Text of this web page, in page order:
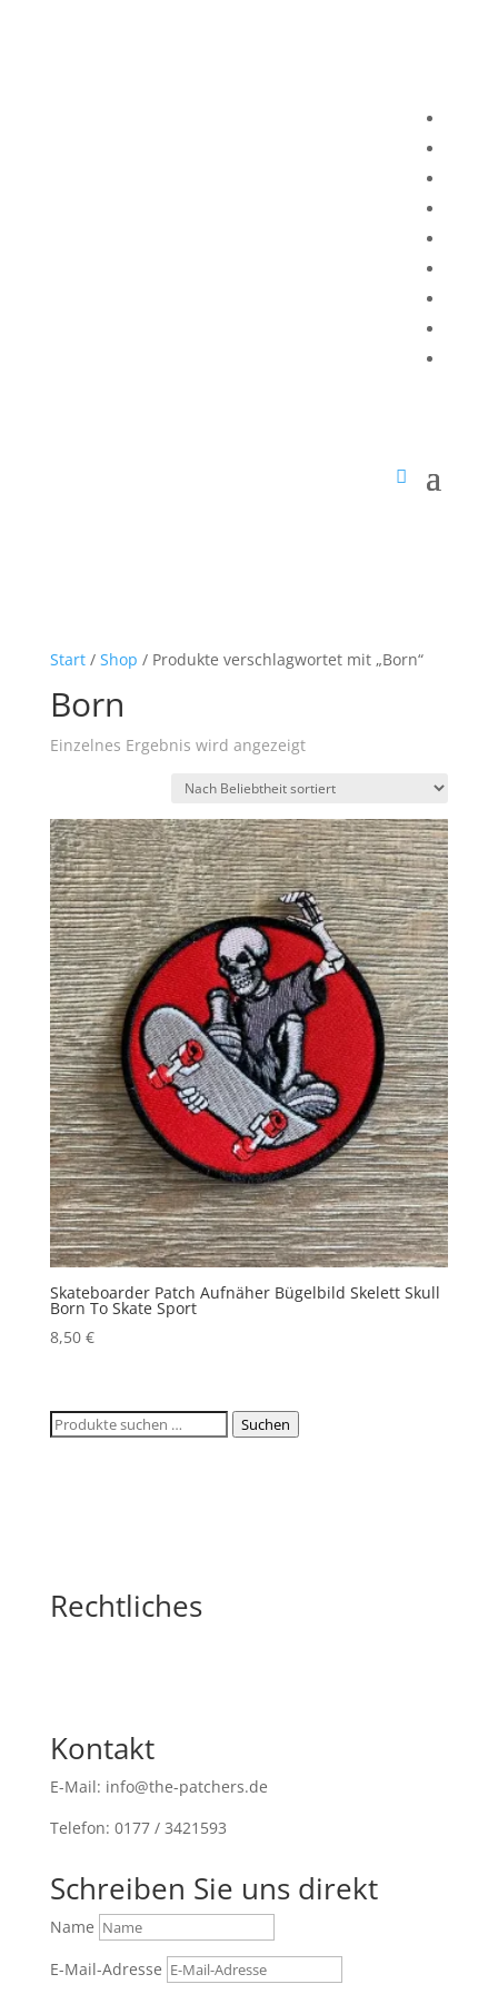
Start/ Shop / Produkte verschlagwortet mit „Born“
Born
Einzelnes Ergebnis wird angezeigt
Skateboarder Patch Aufnäher Bügelbild Skelett Skull
Born To Skate Sport
8,50 €
Suchen
Suchen
Rechtliches
Kontakt
E-Mail: info@the-patchers.de
Telefon: 0177 / 3421593
Schreiben Sie uns direkt
Name
E-Mail-Adresse